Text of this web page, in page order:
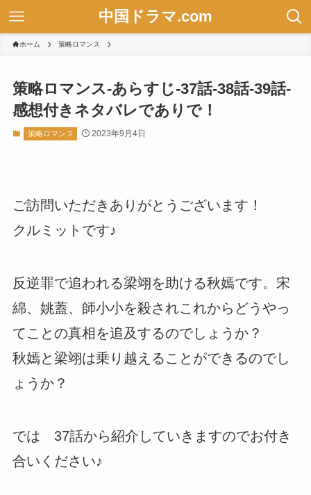
中国ドラマ.com
ホーム 策略ロマンス
策略ロマンス-あらすじ-37話-38話-39話-
感想付きネタバレでありで！
策略ロマンス 2023年9月4日
ご訪問いただきありがとうございます！
クルミットです♪
反逆罪で追われる梁翊を助ける秋嫣です。宋
綿、姚蓋、師小小を殺されこれからどうやっ
てことの真相を追及するのでしょうか？
秋嫣と梁翊は乗り越えることができるのでし
ょうか？
では 37話から紹介していきますのでお付き
合いください♪